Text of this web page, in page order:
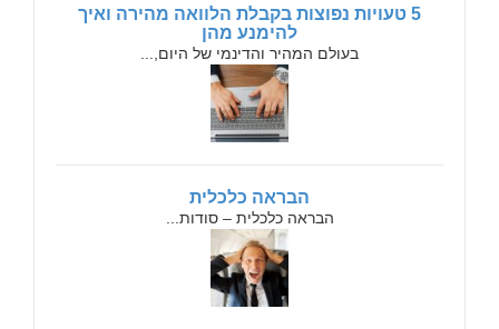
5 טעויות נפוצות בקבלת הלוואה מהירה ואיך
להימנע מהן
בעולם המהיר והדינמי של היום,...
הבראה כלכלית
הבראה כלכלית – סודות...